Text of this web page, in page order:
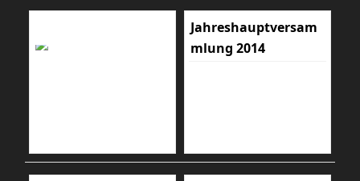
Jahreshauptversam
mlung 2014